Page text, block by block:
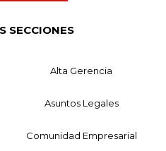
SECCIONES
Alta Gerencia
Asuntos Legales
Comunidad Empresarial